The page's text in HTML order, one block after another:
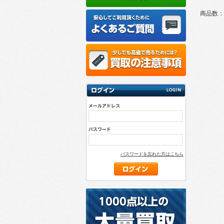
商品数
パスワードを忘れた方はこちら